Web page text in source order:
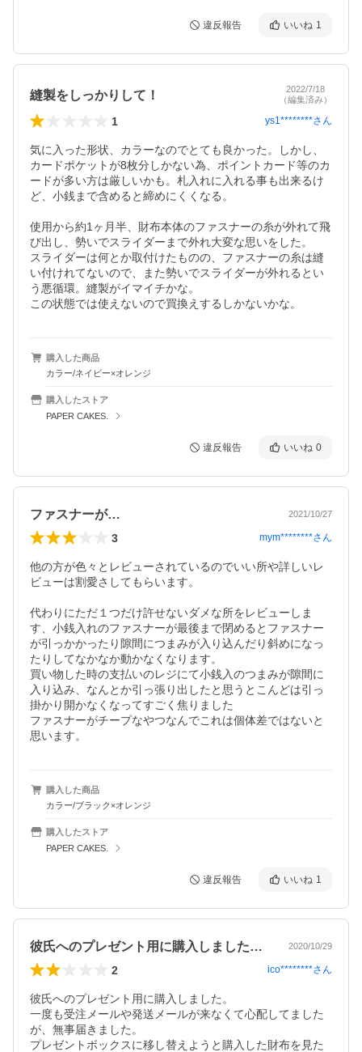
違反報告 いいね 1
縫製をしっかりして！
2022/7/18
（編集済み）
1 ys1********さん
気に入った形状、カラーなのでとても良かった。しかし、
カードポケットが8枚分しかない為、ポイントカード等のカ
ードが多い方は厳しいかも。札入れに入れる事も出来るけ
ど、小銭まで含めると締めにくくなる。
使用から約1ヶ月半、財布本体のファスナーの糸が外れて飛
び出し、勢いでスライダーまで外れ大変な思いをした。
スライダーは何とか取付けたものの、ファスナーの糸は縫
い付けれてないので、また勢いでスライダーが外れるとい
う悪循環。縫製がイマイチかな。
この状態では使えないので買換えするしかないかな。
購入した商品
カラー/ネイビー×オレンジ
購入したストア
PAPER CAKES.
違反報告 いいね 0
ファスナーが… 2021/10/27
3 mym********さん
他の方が色々とレビューされているのでいい所や詳しいレ
ビューは割愛さしてもらいます。
代わりにただ１つだけ許せないダメな所をレビューしま
す、小銭入れのファスナーが最後まで閉めるとファスナー
が引っかかったり隙間につまみが入り込んだり斜めになっ
たりしてなかなか動かなくなります。
買い物した時の支払いのレジにて小銭入のつまみが隙間に
入り込み、なんとか引っ張り出したと思うとこんどは引っ
掛かり開かなくなってすごく焦りました
ファスナーがチープなやつなんでこれは個体差ではないと
思います。
購入した商品
カラー/ブラック×オレンジ
購入したストア
PAPER CAKES.
違反報告 いいね 1
彼氏へのプレゼント用に購入しました。一… 2020/10/29
2 ico********さん
彼氏へのプレゼント用に購入しました。
一度も受注メールや発送メールが来なくて心配してました
が、無事届きました。
プレゼントボックスに移し替えようと購入した財布を見た